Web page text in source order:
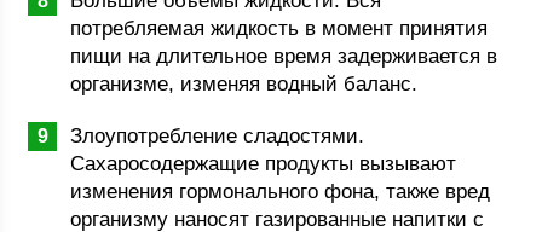
потребляемая жидкость в момент принятия
пищи на длительное время задерживается в
организме, изменяя водный баланс.
Злоупотребление сладостями.
Сахаросодержащие продукты вызывают
изменения гормонального фона, также вред
организму наносят газированные напитки с